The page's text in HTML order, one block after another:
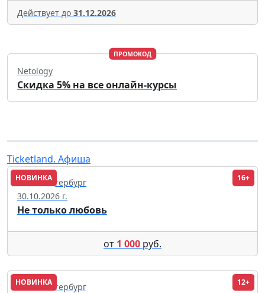
Действует до 31.12.2026
ПРОМОКОД
Netology
Скидка 5% на все онлайн-курсы
Ticketland. Афиша
НОВИНКА 16+
Санкт-Петербург
30.10.2026 г.
Не только любовь
от 1 000 руб.
НОВИНКА 12+
Санкт-Петербург